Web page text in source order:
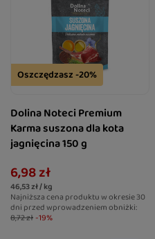
Oszczędzasz -20%
Dolina Noteci Premium
Karma suszona dla kota
jagnięcina 150 g
6,98 zł
46,53 zł / kg
Najniższa cena produktu w okresie 30
dni przed wprowadzeniem obniżki:
8,72 zł -19%